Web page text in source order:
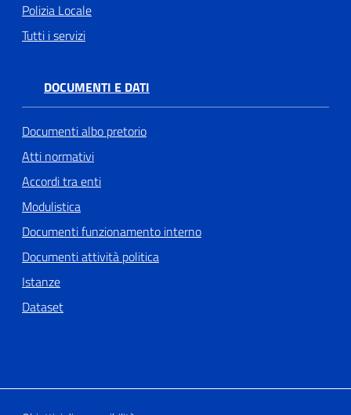
Polizia Locale
Tutti i servizi
DOCUMENTI E DATI
Documenti albo pretorio
Atti normativi
Accordi tra enti
Modulistica
Documenti funzionamento interno
Documenti attività politica
Istanze
Dataset